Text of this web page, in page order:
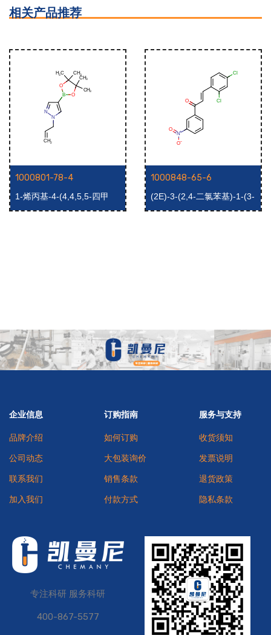
相关产品推荐
1000801-78-4
1-烯丙基-4-(4,4,5,5-四甲
基-1,3,2-二氧杂硼烷-2-
1000848-65-6
(2E)-3-(2,4-二氯苯基)-1-(3-
硝基苯基)丙-2-烯-1-酮
企业信息
品牌介绍
公司动态
联系我们
加入我们
订购指南
如何订购
大包装询价
销售条款
付款方式
服务与支持
收货须知
发票说明
退货政策
隐私条款
专注科研 服务科研
400-867-5577